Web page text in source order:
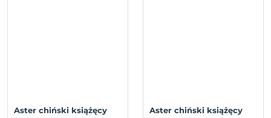
Aster chiński książęcy
Aster chiński książęcy